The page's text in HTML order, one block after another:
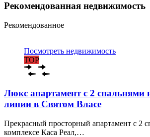
Рекомендованная недвижимость
Рекомендованное
Посмотреть недвижимость
TOP
Люкс апартамент с 2 спальнями
линии в Святом Власе
Прекрасный просторный апартамент с 2
комплексе Каса Реал,…